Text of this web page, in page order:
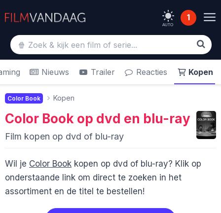
AUTO
1
Nieuws Trailer Reacties Kopen
Color Book Kopen
Color Book op dvd en blu-ray
Film kopen op dvd of blu-ray
Wil je Color Book kopen op dvd of blu-ray? Klik op
onderstaande link om direct te zoeken in het
assortiment en de titel te bestellen!